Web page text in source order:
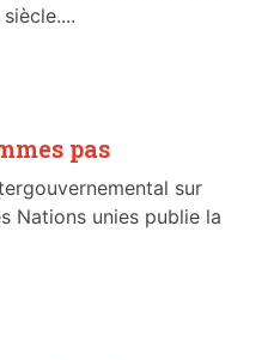
pas
sur
Nations unies publie la